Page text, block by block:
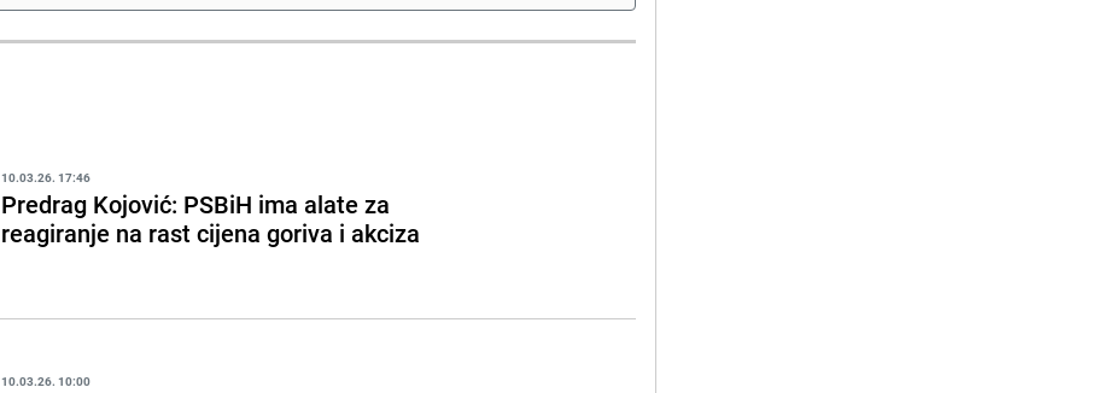
10.03.26. 17:46
Predrag Kojović: PSBiH ima alate za
reagiranje na rast cijena goriva i akciza
10.03.26. 10:00